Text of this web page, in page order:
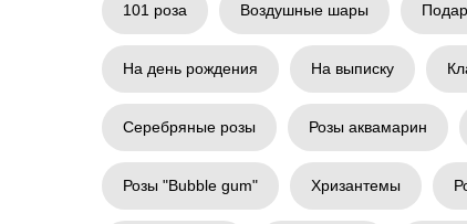
101 роза Воздушные шары
На день рождения На выписку
Серебряные розы Розы аквамарин
Розы "Bubble gum" Хризантемы